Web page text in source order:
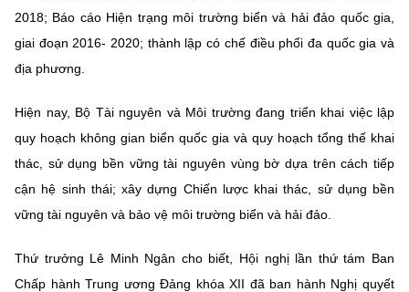
2018; Báo cáo Hiện trạng môi trường biển và hải đảo quốc gia,
giai đoạn 2016- 2020; thành lập có chế điều phối đa quốc gia và
địa phương.
Hiện nay, Bộ Tài nguyên và Môi trường đang triển khai việc lập
quy hoạch không gian biển quốc gia và quy hoạch tổng thế khai
thác, sử dụng bền vững tài nguyên vùng bờ dựa trên cách tiếp
cận hệ sinh thái; xây dựng Chiến lược khai thác, sử dụng bền
vững tài nguyên và bảo vệ môi trường biển và hải đảo.
Thứ trưởng Lê Minh Ngân cho biết, Hội nghị lần thứ tám Ban
Chấp hành Trung ương Đảng khóa XII đã ban hành Nghị quyết